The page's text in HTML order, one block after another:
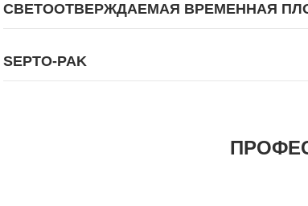
СВЕТООТВЕРЖДАЕМАЯ ВРЕМЕННАЯ
SEPTO-PAK